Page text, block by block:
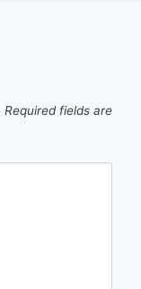
Required fields are